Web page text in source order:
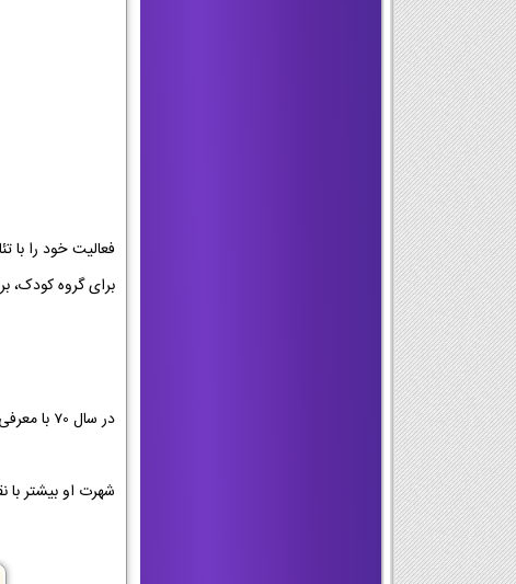
برای گروه کودک،
در سال 70 با معرفی رضا عطاران وارد گروه بازیگران مجموعه ساعت خوش مهران مدیری شد و علاوه بر بازیگری نویسندگی بخشی از کار را نیز بر عهده گرفت
شهرت او بیشتر با